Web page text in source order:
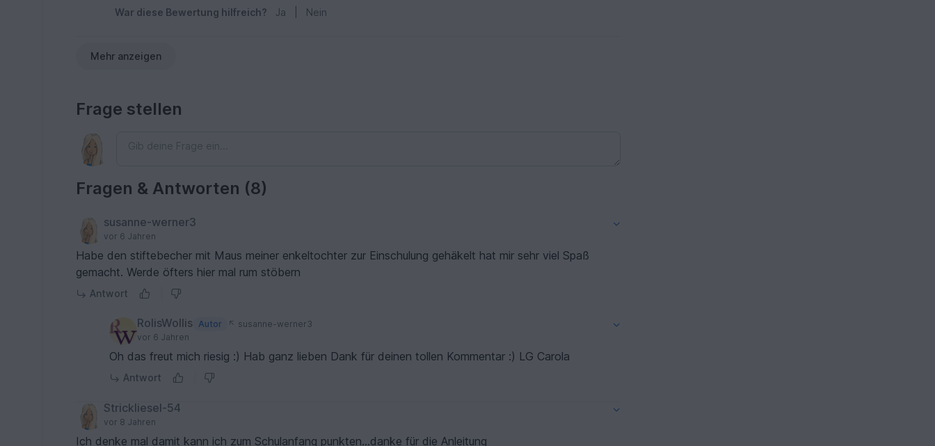
War diese Bewertung hilfreich? Ja Nein
Mehr anzeigen
Frage stellen
Fragen & Antworten (8)
susanne-werner3
vor 6 Jahren
Habe den stiftebecher mit Maus meiner enkeltochter zur Einschulung gehäkelt hat mir sehr viel Spaß
gemacht. Werde öfters hier mal rum stöbern
Antwort
RolisWollis Autor
susanne-werner3
vor 6 Jahren
Oh das freut mich riesig :) Hab ganz lieben Dank für deinen tollen Kommentar :) LG Carola
Antwort
Strickliesel-54
vor 8 Jahren
Ich denke mal damit kann ich zum Schulanfang punkten...danke für die Anleitung